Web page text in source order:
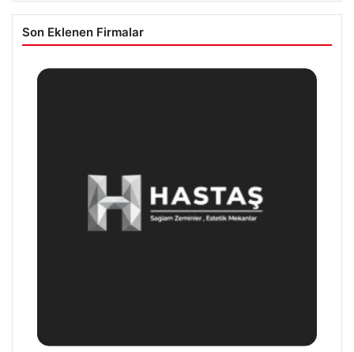
Son Eklenen Firmalar